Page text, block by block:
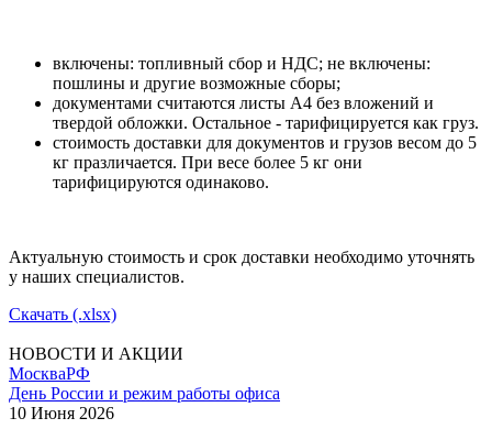
включены: топливный сбор и НДС; не включены:
пошлины и другие возможные сборы;
документами считаются листы А4 без вложений и
твердой обложки. Остальное - тарифицируется как груз.
стоимость доставки для документов и грузов весом до 5
кг празличается. При весе более 5 кг они
тарифицируются одинаково.
Актуальную стоимость и срок доставки необходимо уточнять
у наших специалистов.
Скачать (.xlsx)
НОВОСТИ И АКЦИИ
МоскваРФ
День России и режим работы офиса
10 Июня 2026